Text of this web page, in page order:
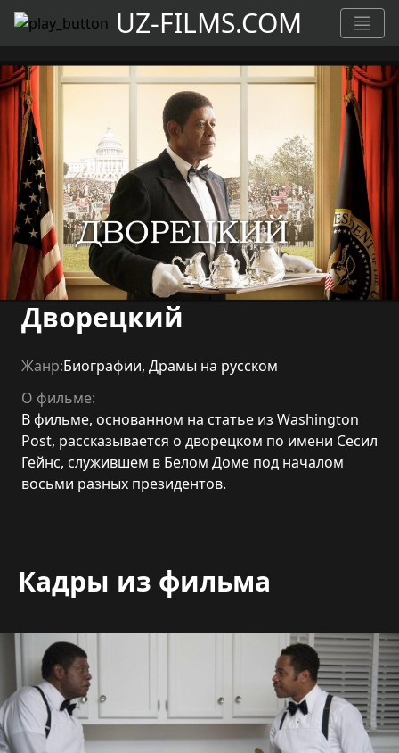
UZ-FILMS.COM
Дворецкий
Жанр:Биографии, Драмы на русском
О фильме:
В фильме, основанном на статье из Washington
Post, рассказывается о дворецком по имени Сесил
Гейнс, служившем в Белом Доме под началом
восьми разных президентов.
Кадры из фильма